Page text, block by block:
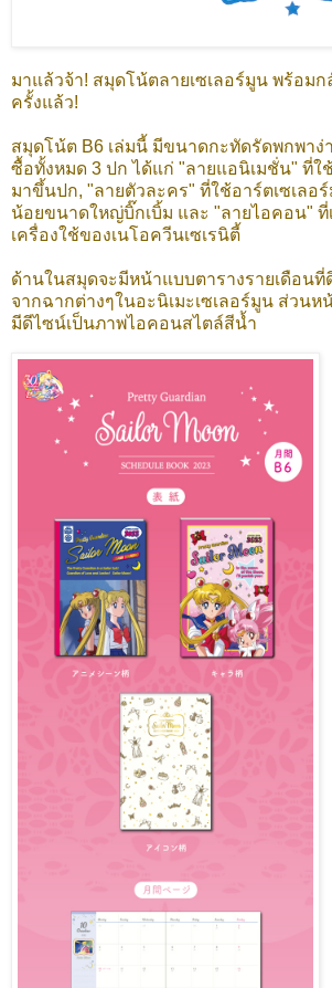
มาแล้วจ้า! สมุดโน้ตลายเซเลอร์มูน พร้อม
ครั้งแล้ว!
สมุดโน้ต B6 เล่มนี้ มีขนาดกะทัดรัดพกพาง่
ซื้อทั้งหมด 3 ปก ได้แก่ "ลายแอนิเมชั่น" ที่ใ
มาขึ้นปก, "ลายตัวละคร" ที่ใช้อาร์ตเซเลอ
น้อยขนาดใหญ่บิ๊กเบิ้ม และ "ลายไอคอน" ที่
เครื่องใช้ของเนโอควีนเซเรนิตี้
ด้านในสมุดจะมีหน้าแบบตารางรายเดือน
จากฉากต่างๆในอะนิเมะเซเลอร์มูน ส่วน
มีดีไซน์เป็นภาพไอคอนสไตล์สีน้ำ